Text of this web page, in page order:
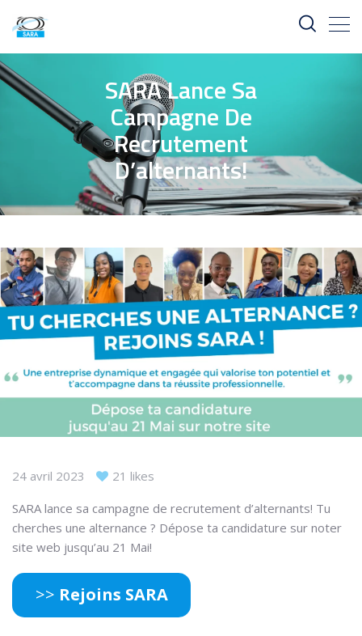
SARA Lance Sa
Campagne De
Recrutement
D’alternants!
24 avril 2023
21 likes
SARA lance sa campagne de recrutement d’alternants! Tu
cherches une alternance ? Dépose ta candidature sur noter
site web jusqu’au 21 Mai!
>> Rejoins SARA